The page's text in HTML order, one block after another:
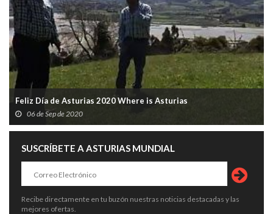
Feliz Día de Asturias 2020 Where is Asturias
06 de Sep de 2020
SUSCRÍBETE A ASTURIAS MUNDIAL
Recibe directamente en tu buzón nuestras noticias destacadas y las
mejores ofertas.